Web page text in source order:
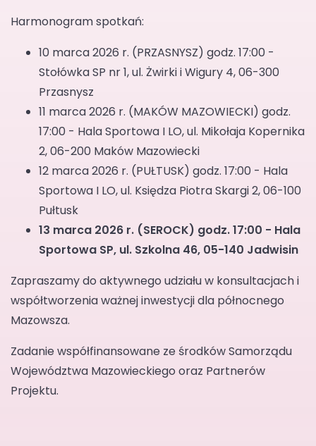
Harmonogram spotkań:
10 marca 2026 r. (PRZASNYSZ) godz. 17:00 -
Stołówka SP nr 1, ul. Żwirki i Wigury 4, 06-300
Przasnysz
11 marca 2026 r. (MAKÓW MAZOWIECKI) godz.
17:00 - Hala Sportowa I LO, ul. Mikołaja Kopernika
2, 06-200 Maków Mazowiecki
12 marca 2026 r. (PUŁTUSK) godz. 17:00 - Hala
Sportowa I LO, ul. Księdza Piotra Skargi 2, 06-100
Pułtusk
13 marca 2026 r. (SEROCK) godz. 17:00 - Hala
Sportowa SP, ul. Szkolna 46, 05-140 Jadwisin
Zapraszamy do aktywnego udziału w konsultacjach i
współtworzenia ważnej inwestycji dla północnego
Mazowsza.
Zadanie współfinansowane ze środków Samorządu
Województwa Mazowieckiego oraz Partnerów
Projektu.